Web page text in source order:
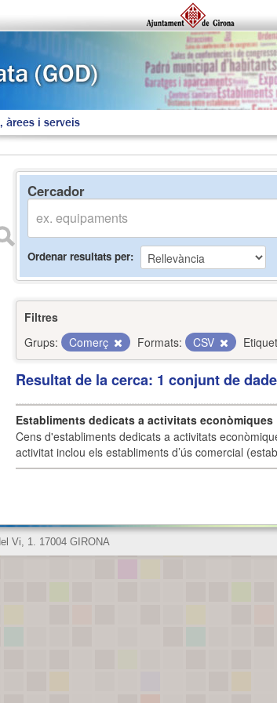
àrees i serveis
Cercador
Ordenar resultats per
Filtres
Grups:
Comerç Formats: CSV
Resultat de la cerca: 1 conjunt de
Establiments dedicats a activitats econòmiques
Cens d'establiments dedicats a activitats
activitat inclou els establiments d’ús comercial
Vi, 1. 17004 GIRONA